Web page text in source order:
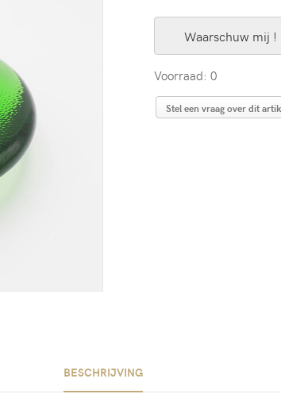
Waarschuw mij !
Voorraad: 0
Stel een vraag over dit
BESCHRIJVING